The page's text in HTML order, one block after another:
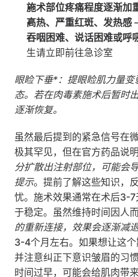
施术部位疼痛程度逐渐加
高热、严重红斑、发热感
吞咽困难、说话困难或呼
生请立即前往急诊室
眼睑下垂*：提眼睑肌力量
态。若在肉毒素施术后暂时
逐渐恢复。
虽然最后提到的紧急信号在
极其罕见，但在官方药品说
分扩散出注射部位，可能会
提示。提前了解这些知识，
忧。施术效果通常在术后3-
于稳定。虽然维持时间因人
的重新连接，效果会逐渐减
3-4个月左右。如果想让这
并注意纠正下意识皱眉的习
时间过早，可能会给肌肉带